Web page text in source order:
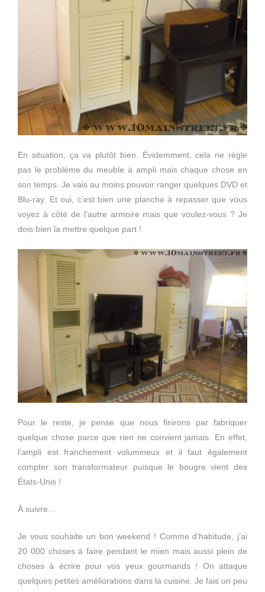
En situation, ça va plutôt bien. Évidemment, cela ne règle
pas le problème du meuble à ampli mais chaque chose en
son temps. Je vais au moins pouvoir ranger quelques DVD et
Blu-ray. Et oui, c’est bien une planche à repasser que vous
voyez à côté de l’autre armoire mais que voulez-vous ? Je
dois bien la mettre quelque part !
Pour le reste, je pense que nous finirons par fabriquer
quelque chose parce que rien ne convient jamais. En effet,
l’ampli est franchement volumineux et il faut également
compter son transformateur puisque le bougre vient des
États-Unis !
À suivre…
Je vous souhaite un bon weekend ! Comme d’habitude, j’ai
20 000 choses à faire pendant le mien mais aussi plein de
choses à écrire pour vos yeux gourmands ! On attaque
quelques petites améliorations dans la cuisine. Je fais un peu